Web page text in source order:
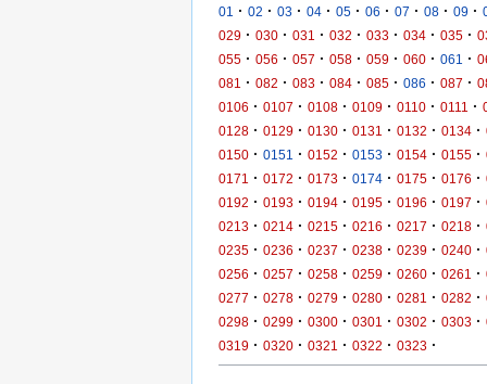
01 · 02 · 03 · 04 · 05 · 06 · 07 · 08 · 09 ·
029 · 030 · 031 · 032 · 033 · 034 · 035 ·
055 · 056 · 057 · 058 · 059 · 060 · 061 ·
081
· 082 · 083 · 084 · 085 · 086 · 087 ·
0106 · 0107 · 0108 · 0109 · 0110 · 0111 ·
0128 · 0129 · 0130 · 0131 · 0132 · 0134 ·
0150 · 0151 · 0152 · 0153 · 0154 · 0155 ·
0171
· 0172 · 0173 · 0174 · 0175 · 0176 ·
0192 · 0193 · 0194 · 0195 · 0196 · 0197 ·
0213 · 0214 · 0215 · 0216 · 0217 · 0218 ·
0235 · 0236 · 0237 · 0238 · 0239 · 0240 ·
0256 · 0257 · 0258 · 0259 · 0260 · 0261 ·
0277 · 0278 · 0279 · 0280 · 0281 · 0282 ·
0298 · 0299 · 0300 · 0301 · 0302 · 0303 ·
0319 · 0320 · 0321 · 0322 · 0323 ·